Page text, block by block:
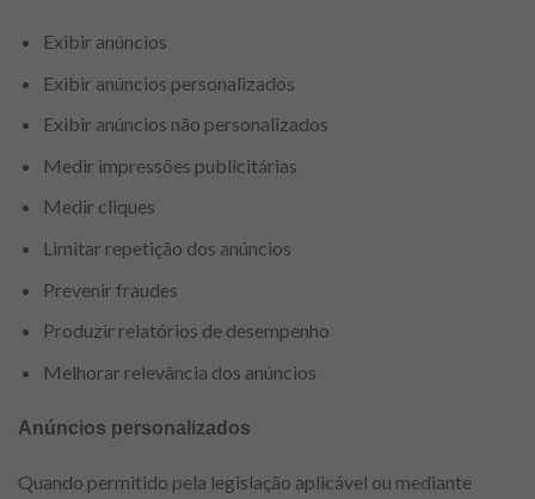
Exibir anúncios
Exibir anúncios personalizados
Exibir anúncios não personalizados
Medir impressões publicitárias
Medir cliques
Limitar repetição dos anúncios
Prevenir fraudes
Produzir relatórios de desempenho
Melhorar relevância dos anúncios
Anúncios personalizados
Quando permitido pela legislação aplicável ou mediante